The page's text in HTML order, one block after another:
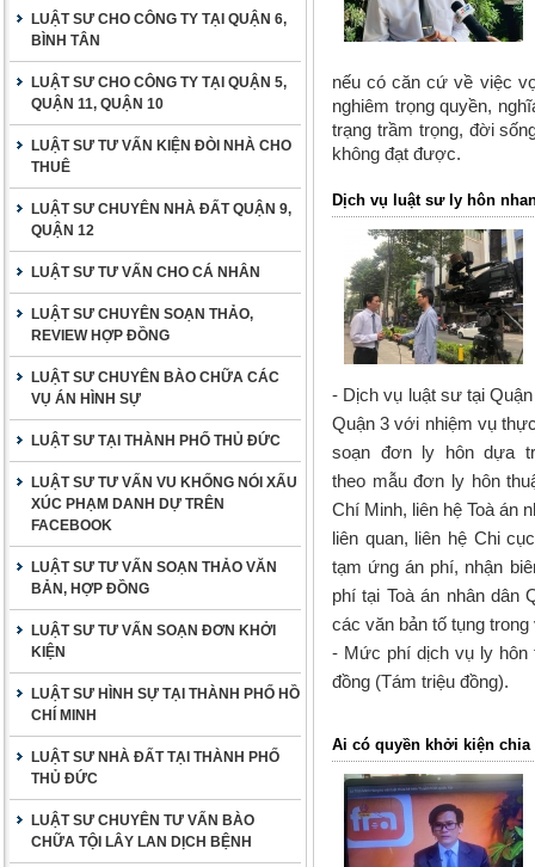
LUẬT SƯ CHO CÔNG TY TẠI QUẬN 6,
BÌNH TÂN
LUẬT SƯ CHO CÔNG TY TẠI QUẬN 5,
QUẬN 11, QUẬN 10
LUẬT SƯ TƯ VẤN KIỆN ĐÒI NHÀ CHO
THUÊ
LUẬT SƯ CHUYÊN NHÀ ĐẤT QUẬN 9,
QUẬN 12
LUẬT SƯ TƯ VẤN CHO CÁ NHÂN
LUẬT SƯ CHUYÊN SOẠN THẢO,
REVIEW HỢP ĐỒNG
LUẬT SƯ CHUYÊN BÀO CHỮA CÁC
VỤ ÁN HÌNH SỰ
LUẬT SƯ TẠI THÀNH PHỐ THỦ ĐỨC
LUẬT SƯ TƯ VẤN VU KHỐNG NÓI XẤU
XÚC PHẠM DANH DỰ TRÊN
FACEBOOK
LUẬT SƯ TƯ VẤN SOẠN THẢO VĂN
BẢN, HỢP ĐỒNG
LUẬT SƯ TƯ VẤN SOẠN ĐƠN KHỞI
KIỆN
LUẬT SƯ HÌNH SỰ TẠI THÀNH PHỐ HỒ
CHÍ MINH
LUẬT SƯ NHÀ ĐẤT TẠI THÀNH PHỐ
THỦ ĐỨC
LUẬT SƯ CHUYÊN TƯ VẤN BÀO
CHỮA TỘI LÂY LAN DỊCH BỆNH
nếu có căn cứ về việc
nghiêm trọng quyền,
trạng trầm trọng, đời
không đạt được.
Dịch vụ luật sư ly hôn
- Dịch vụ luật sư tại
Quận 3 với nhiệm vụ
soạn đơn ly hôn dựa
theo mẫu đơn ly hôn
Chí Minh, liên hệ Toà án
liên quan, liên hệ Chi
tạm ứng án phí, nhận
phí tại Toà án nhân dân
các văn bản tố tụng
- Mức phí dịch vụ ly hôn
đồng (Tám triệu đồng).
Ai có quyền khởi kiện chia